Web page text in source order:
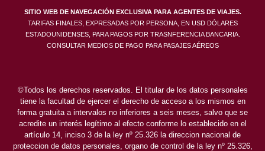
SITIO WEB DE NAVEGACIÓN EXCLUSIVA PARA AGENTES DE VIAJES.
TARIFAS FINALES, EXPRESADAS POR PERSONA, EN USD DÓLARES
ESTADOUNIDENSES, PARA PAGOS POR TRASNFERENCIA BANCARIA.
CONSULTAR MEDIOS DE PAGO PARA PASAJES AÉREOS
©Todos los derechos reservados. El titular de los datos personales
tiene la facultad de ejercer el derecho de acceso a los mismos en
forma gratuita a intervalos no inferiores a seis meses, salvo que se
acredite un interés legítimo al efecto conforme lo establecido en el
artículo 14, inciso 3 de la ley nº 25.326 la direccion nacional de
proteccion de datos personales, organo de control de la ley nº 25.326,